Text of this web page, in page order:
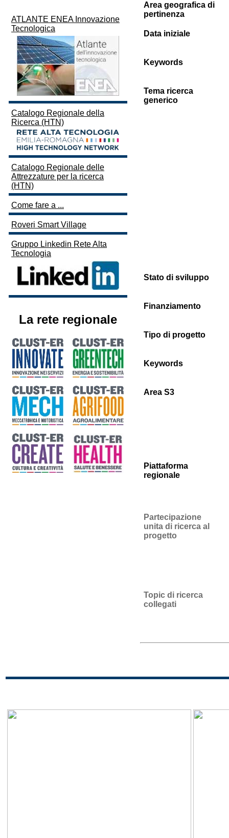
ATLANTE ENEA Innovazione
Tecnologica
Catalogo Regionale della
Ricerca (HTN)
Catalogo Regionale delle
Attrezzature per la ricerca
(HTN)
Come fare a ...
Roveri Smart Village
Gruppo Linkedin Rete Alta
Tecnologia
La rete regionale
Area geografica di
pertinenza
Data iniziale
Keywords
Tema ricerca
generico
Stato di sviluppo
Finanziamento
Tipo di progetto
Keywords
Area S3
Piattaforma
regionale
Partecipazione
unita di ricerca al
progetto
Topic di ricerca
collegati